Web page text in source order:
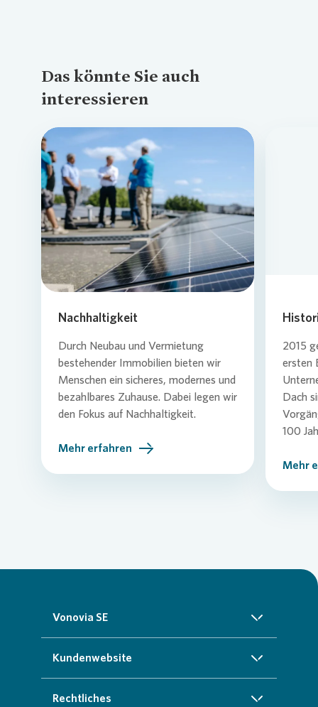
Das könnte Sie auch
interessieren
Loading...
Nachhaltigkeit
Durch Neubau und Vermietung
bestehender Immobilien bieten wir
Menschen ein sicheres, modernes und
bezahlbares Zuhause. Dabei legen wir
den Fokus auf Nachhaltigkeit.
Mehr erfahren
2015
ersten
Dach
100
Mehr
Vonovia SE
Über uns
Kundenwebsite
Startseite
Rechtliches